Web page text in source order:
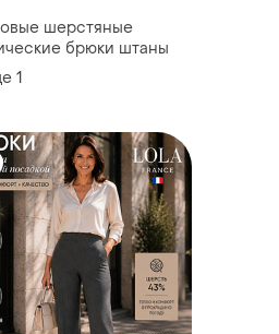
шерстяные
брюки штаны
1